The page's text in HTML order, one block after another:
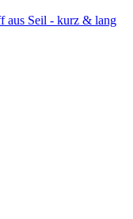
aus Seil - kurz & lang